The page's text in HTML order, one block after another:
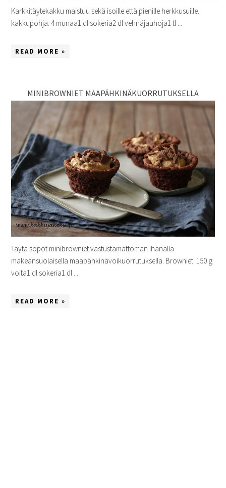
Karkkitäytekakku maistuu sekä isoille että pienille herkkusuille.
kakkupohja: 4 munaa1 dl sokeria2 dl vehnäjauhoja1 tl ...
READ MORE »
MINIBROWNIET MAAPÄHKINÄKUORRUTUKSELLA
Täytä söpöt minibrowniet vastustamattoman ihanalla
makeansuolaisella maapähkinävoikuorrutuksella. Browniet: 150 g
voita1 dl sokeria1 dl ...
READ MORE »